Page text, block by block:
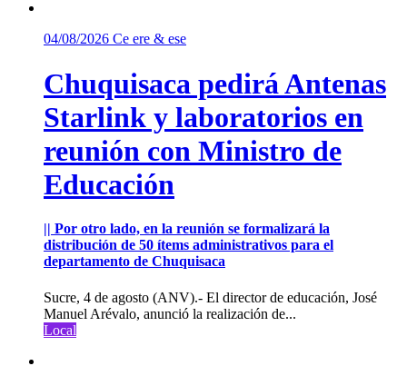
04/08/2026 Ce ere & ese
Chuquisaca pedirá Antenas
Starlink y laboratorios en
reunión con Ministro de
Educación
|| Por otro lado, en la reunión se formalizará la
distribución de 50 ítems administrativos para el
departamento de Chuquisaca
Sucre, 4 de agosto (ANV).- El director de educación, José
Manuel Arévalo, anunció la realización de...
Local